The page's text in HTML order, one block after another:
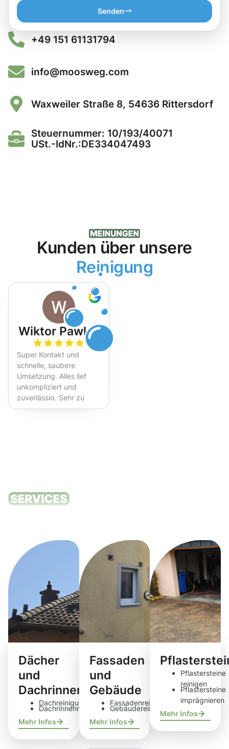
Senden
+49 151 61131794
info@moosweg.com
Waxweiler Straße 8, 54636 Rittersdorf
Steuernummer: 10/193/40071
USt.-IdNr.:DE334047493
Kunden über unsere
Reinigung
Wiktor Pawlak
Super Kontakt und
schnelle, saubere
Umsetzung. Alles lief
unkompliziert und
zuverlässig. Sehr zu
empfehlen!
Dächer
und
Dachrinnen
Dachreinigung
Dachrinnenreinigung
Mehr Infos
Fassaden
und
Gebäude
Fassadenreinigung
Gebäudereinigung
Mehr Infos
Pflastersteine
reinigen
Pflastersteine
imprägnieren
Mehr Infos